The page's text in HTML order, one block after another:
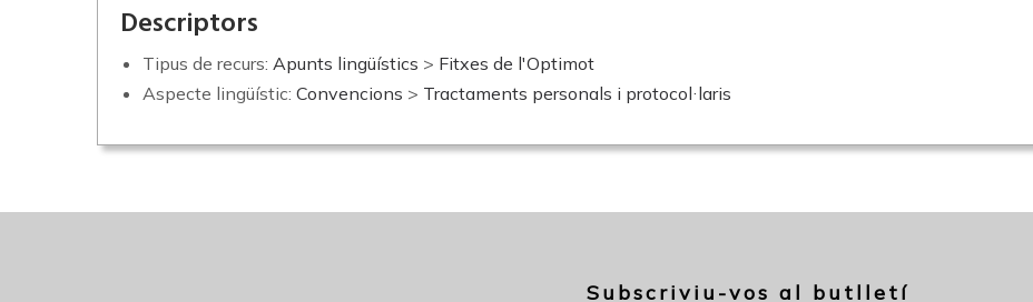
Descriptors
Tipus de recurs: Apunts lingüístics > Fitxes de l'Optimot
Aspecte lingüístic: Convencions > Tractaments personals i protocol·laris
Subscriviu-vos al butlletí